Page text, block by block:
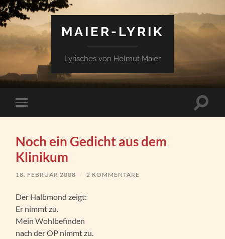
MAIER-LYRIK
Lyrisches von Helmut Maier
Mobile-
Menü
Noch ein Gedicht aus dem
Klinikum
18. FEBRUAR 2008 / 2 KOMMENTARE
Der Halbmond zeigt:
Er nimmt zu.
Mein Wohlbefinden
nach der OP nimmt zu.